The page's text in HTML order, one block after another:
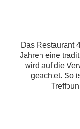
Das Restaurant
Jahren eine
wird auf die
geachtet. So